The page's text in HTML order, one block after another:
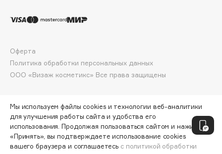
Dorco
Dr. Vranjes Firenze
Dr.Althea
Dr.Ceuracle
DSD de Luxe
Dyson
ООО «Визаж косметикс» Все права защищены
Оферта
Политика обработки персональных данных
Мы используем файлы cookies и технологии веб-аналитики
для улучшения работы сайта и удобства его
использования. Продолжая пользоваться сайтом и нажимая
«Принять», вы подтверждаете использование cookies
вашего браузера и соглашаетесь с политикой обработки